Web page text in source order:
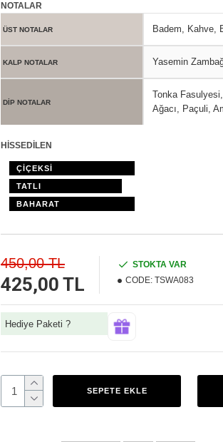
NOTALAR
ÜST NOTALAR Badem, Kahve,
KALP NOTALAR Yasemin
DİP NOTALAR
Tonka
Ağacı, Paçuli,
HİSSEDİLEN
ÇİÇEKSİ
TATLI
BAHARAT
425,00 TL
450,00 TL
STOKTA VAR
CODE: TSWA083
Hediye Paketi ?
SEPETE EKLE